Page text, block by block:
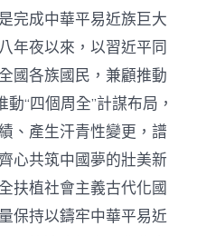
成中華平易近族巨大
年夜以來，以習近平同
國各族國民，兼顧推動
“四個周全”計謀布局，
、產生汗青性變更，譜
心共筑中國夢的壯美新
扶植社會主義古代化國
保持以鑄牢中華平易近